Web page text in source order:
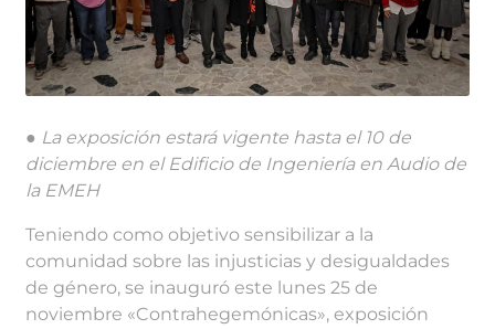
● La exposición estará vigente hasta el 10 de
diciembre en el Edificio de Ingeniería en Audio de
la EMEH
Teniendo como objetivo sensibilizar a la
comunidad sobre las injusticias y desigualdades
de género, se inauguró este lunes 25 de
noviembre «Contrahegemónicas», exposición